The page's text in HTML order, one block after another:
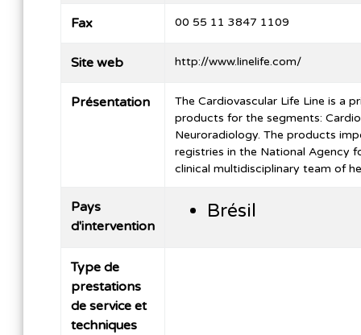
Fax 00 55 11 3847 1109
Site web http://www.linelife.com/
Présentation
The Cardiovascular Life Line is a
products for the segments:
Neuroradiology. The products
registries in the National Agency
clinical multidisciplinary team of
Pays
d'intervention
Brésil
Type de
prestations
de service et
techniques